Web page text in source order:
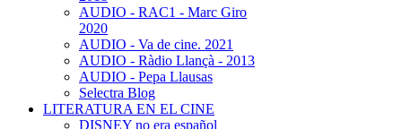
AUDIO - RAC1 - Marc Giro
2020
AUDIO - Va de cine. 2021
AUDIO - Ràdio Llançà - 2013
AUDIO - Pepa Llausas
Selectra Blog
LITERATURA EN EL CINE
DISNEY no era español